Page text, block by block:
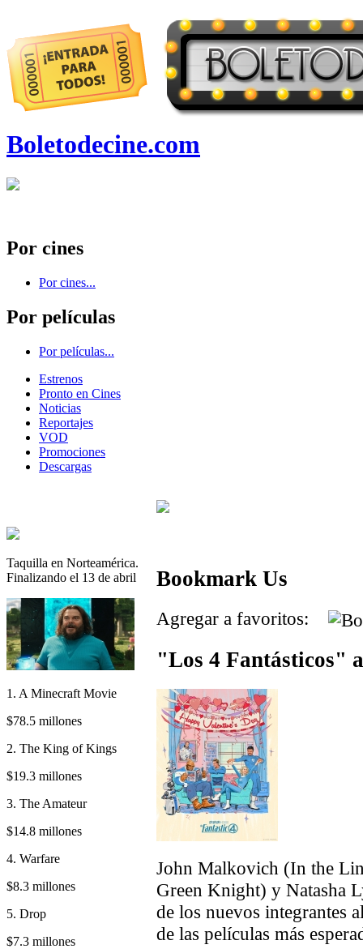
Boletodecine.com
Por cines
Por cines...
Por películas
Por películas...
Estrenos
Pronto en Cines
Noticias
Reportajes
VOD
Promociones
Descargas
Taquilla en Norteamérica.
Finalizando el 13 de abril
1. A Minecraft Movie
$78.5 millones
2. The King of Kings
$19.3 millones
3. The Amateur
$14.8 millones
4. Warfare
$8.3 millones
5. Drop
$7.3 millones
Bookmark Us
Agregar a favoritos:
"Los 4 Fantásticos"
John Malkovich (In the
Green Knight) y Natasha
de los nuevos integrantes
de las películas más